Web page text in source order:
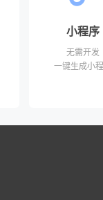
小程序
无需开发
一键生成小